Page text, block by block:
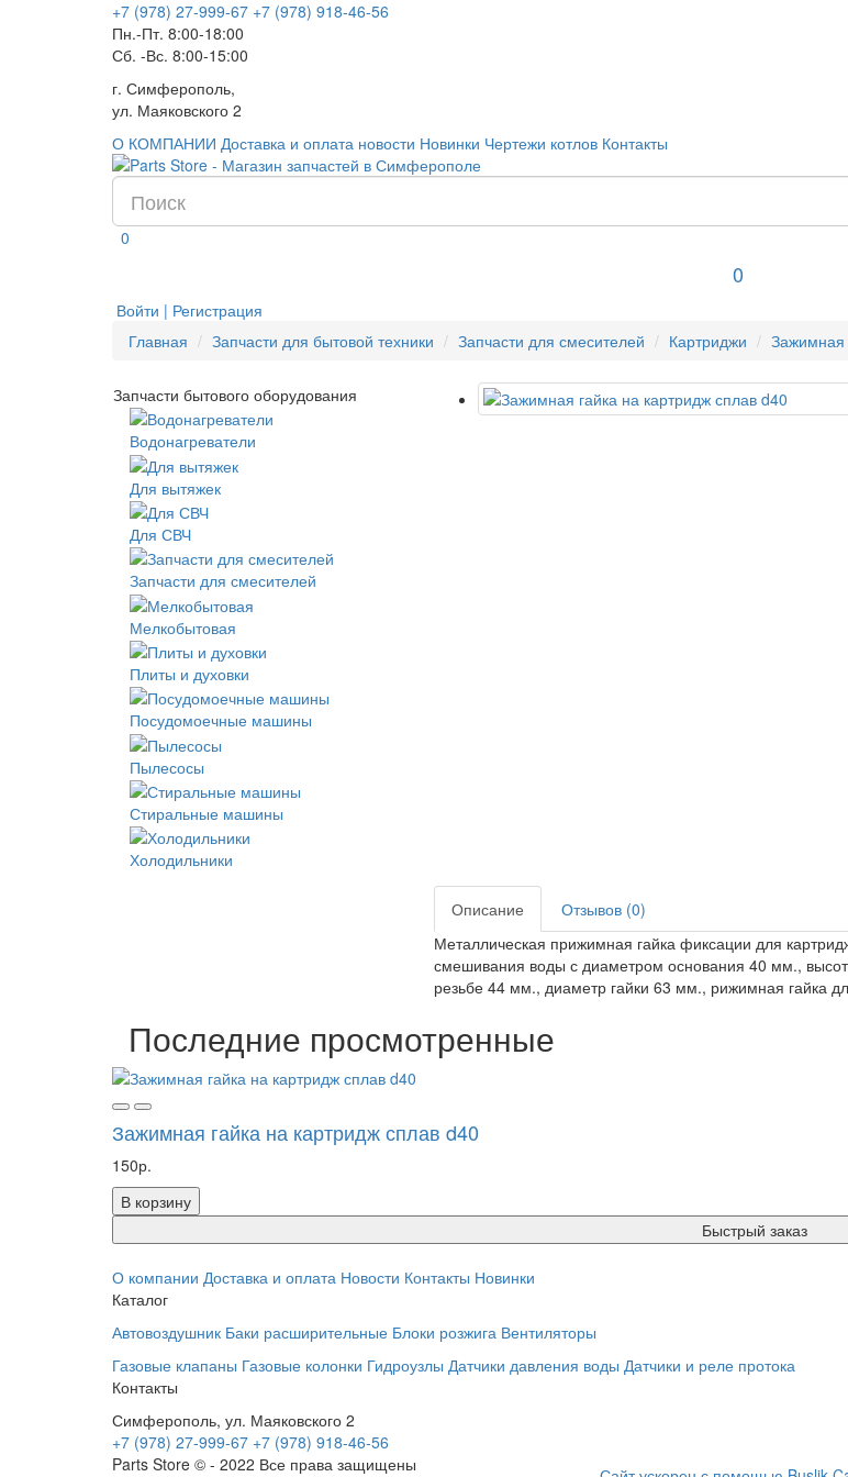
+7 (978) 27-999-67 +7 (978) 918-46-56
Пн.-Пт. 8:00-18:00
Сб. -Вс. 8:00-15:00
г. Симферополь,
ул. Маяковского 2
О КОМПАНИИ Доставка и оплата новости Новинки Чертежи котлов Контакты
0
0
Войти | Регистрация
Главная
Запчасти для бытовой техники Запчасти для смесителей Картриджи Зажимная
Запчасти бытового оборудования
Водонагреватели
Для вытяжек
Для СВЧ
Запчасти для смесителей
Мелкобытовая
Плиты и духовки
Посудомоечные машины
Пылесосы
Стиральные машины
Холодильники
Описание
Отзывов (0)
Металлическая прижимная гайка фиксации для
смешивания воды с диаметром основания 40 мм.,
резьбе 44 мм., диаметр гайки 63 мм., рижимная гайка
Последние просмотренные
Зажимная гайка на картридж сплав d40
150р.
В корзину
Быстрый заказ
О компании Доставка и оплата Новости Контакты Новинки
Каталог
Автовоздушник Баки расширительные Блоки розжига Вентиляторы
Газовые клапаны Газовые колонки Гидроузлы Датчики давления воды Датчики и реле протока
Контакты
Симферополь, ул. Маяковского 2
+7 (978) 27-999-67 +7 (978) 918-46-56
Parts Store © - 2022 Все права защищены